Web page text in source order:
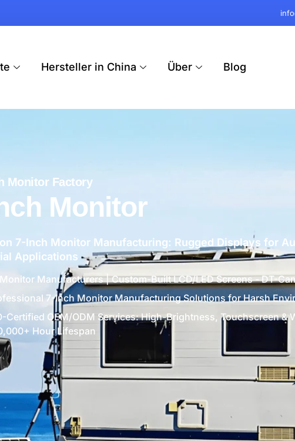
Hersteller in China Über Blog
Monitor Factory
Monitor
7-Inch Monitor Manufacturing: Rugged Displays for
Applications
Manufacturers | Custom-Built LCD/LED Screens - DT-
7-Inch Monitor Manufacturing Solutions for Harsh
Certified OEM/ODM Services: High-Brightness, Touchscreen &
Hour Lifespan